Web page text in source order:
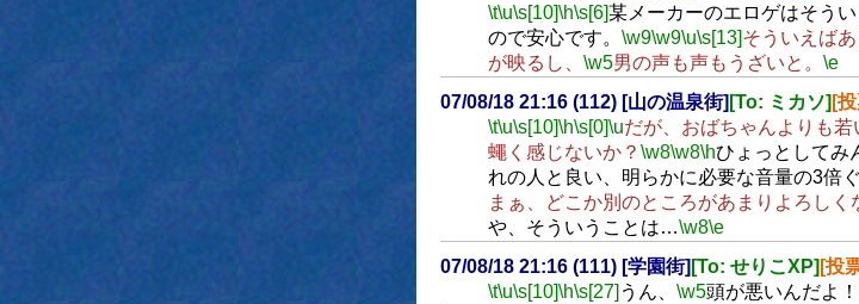
\t\u\s[10]\h\s[6]某メーカーのエロゲはそう
ので安心です。 \w9\w9\u\s[13]そういえば
が映るし、 \w5男の声も声もうざいと。 \e
07/08/18 21:16 (112) [山の温泉街] [To: ミカソ] [
\t\u\s[10]\h\s[0]\uだが、おばちゃんよりも
蠅く感じないか？ \w8\w8\hひょっとしてみ
れの人と良い、明らかに必要な音量の3倍
まぁ、どこか別のところがあまりよろしく
や、そういうことは…\w8\e
07/08/18 21:16 (111) [学園街] [To: せりこXP] [投
\t\u\s[10]\h\s[27] うん、 \w5頭が悪いんだよ！